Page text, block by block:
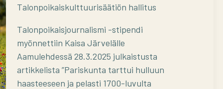
Talonpoikaiskulttuurisäätiön hallitus
Talonpoikaisjournalismi -stipendi
myönnettiin Kaisa Järvelälle
Aamulehdessä 28.3.2025 julkaistusta
artikkelista ”Pariskunta tarttui hulluun
haasteeseen ja pelasti 1700-luvulta